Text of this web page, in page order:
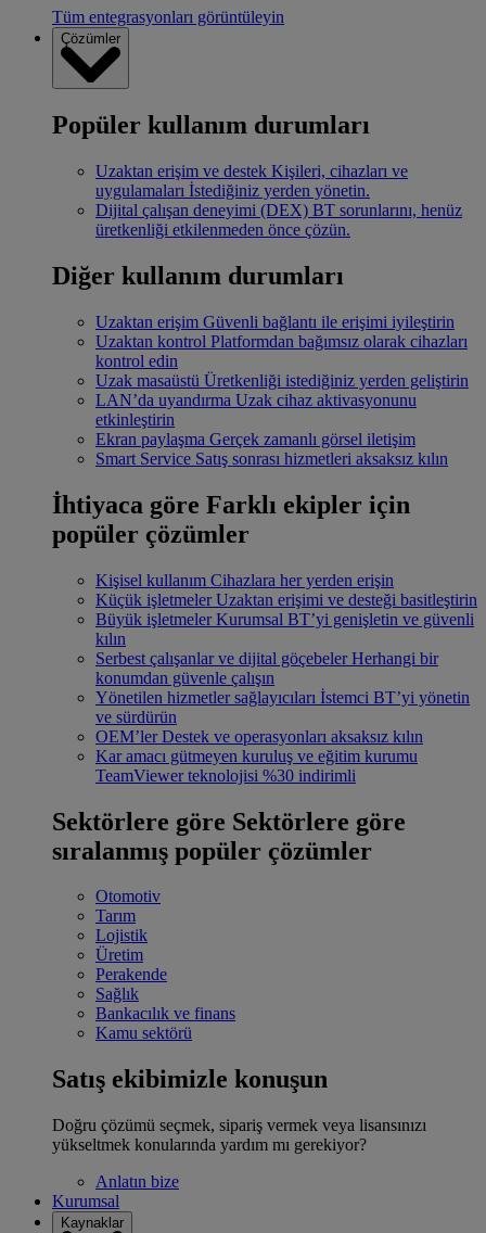
Tüm entegrasyonları görüntüleyin
Çözümler
Popüler kullanım durumları
Uzaktan erişim ve destek Kişileri, cihazları ve
uygulamaları İstediğiniz yerden yönetin.
Dijital çalışan deneyimi (DEX) BT sorunlarını, henüz
üretkenliği etkilenmeden önce çözün.
Diğer kullanım durumları
Uzaktan erişim Güvenli bağlantı ile erişimi iyileştirin
Uzaktan kontrol Platformdan bağımsız olarak cihazları
kontrol edin
Uzak masaüstü Üretkenliği istediğiniz yerden geliştirin
LAN’da uyandırma Uzak cihaz aktivasyonunu
etkinleştirin
Ekran paylaşma Gerçek zamanlı görsel iletişim
Smart Service Satış sonrası hizmetleri aksaksız kılın
İhtiyaca göre Farklı ekipler için
popüler çözümler
Kişisel kullanım Cihazlara her yerden erişin
Küçük işletmeler Uzaktan erişimi ve desteği basitleştirin
Büyük işletmeler Kurumsal BT’yi genişletin ve güvenli
kılın
Serbest çalışanlar ve dijital göçebeler Herhangi bir
konumdan güvenle çalışın
Yönetilen hizmetler sağlayıcıları İstemci BT’yi yönetin
ve sürdürün
OEM’ler Destek ve operasyonları aksaksız kılın
Kar amacı gütmeyen kuruluş ve eğitim kurumu
TeamViewer teknolojisi %30 indirimli
Sektörlere göre Sektörlere göre
sıralanmış popüler çözümler
Otomotiv
Tarım
Lojistik
Üretim
Perakende
Sağlık
Bankacılık ve finans
Kamu sektörü
Satış ekibimizle konuşun
Doğru çözümü seçmek, sipariş vermek veya lisansınızı
yükseltmek konularında yardım mı gerekiyor?
Anlatın bize
Kurumsal
Kaynaklar